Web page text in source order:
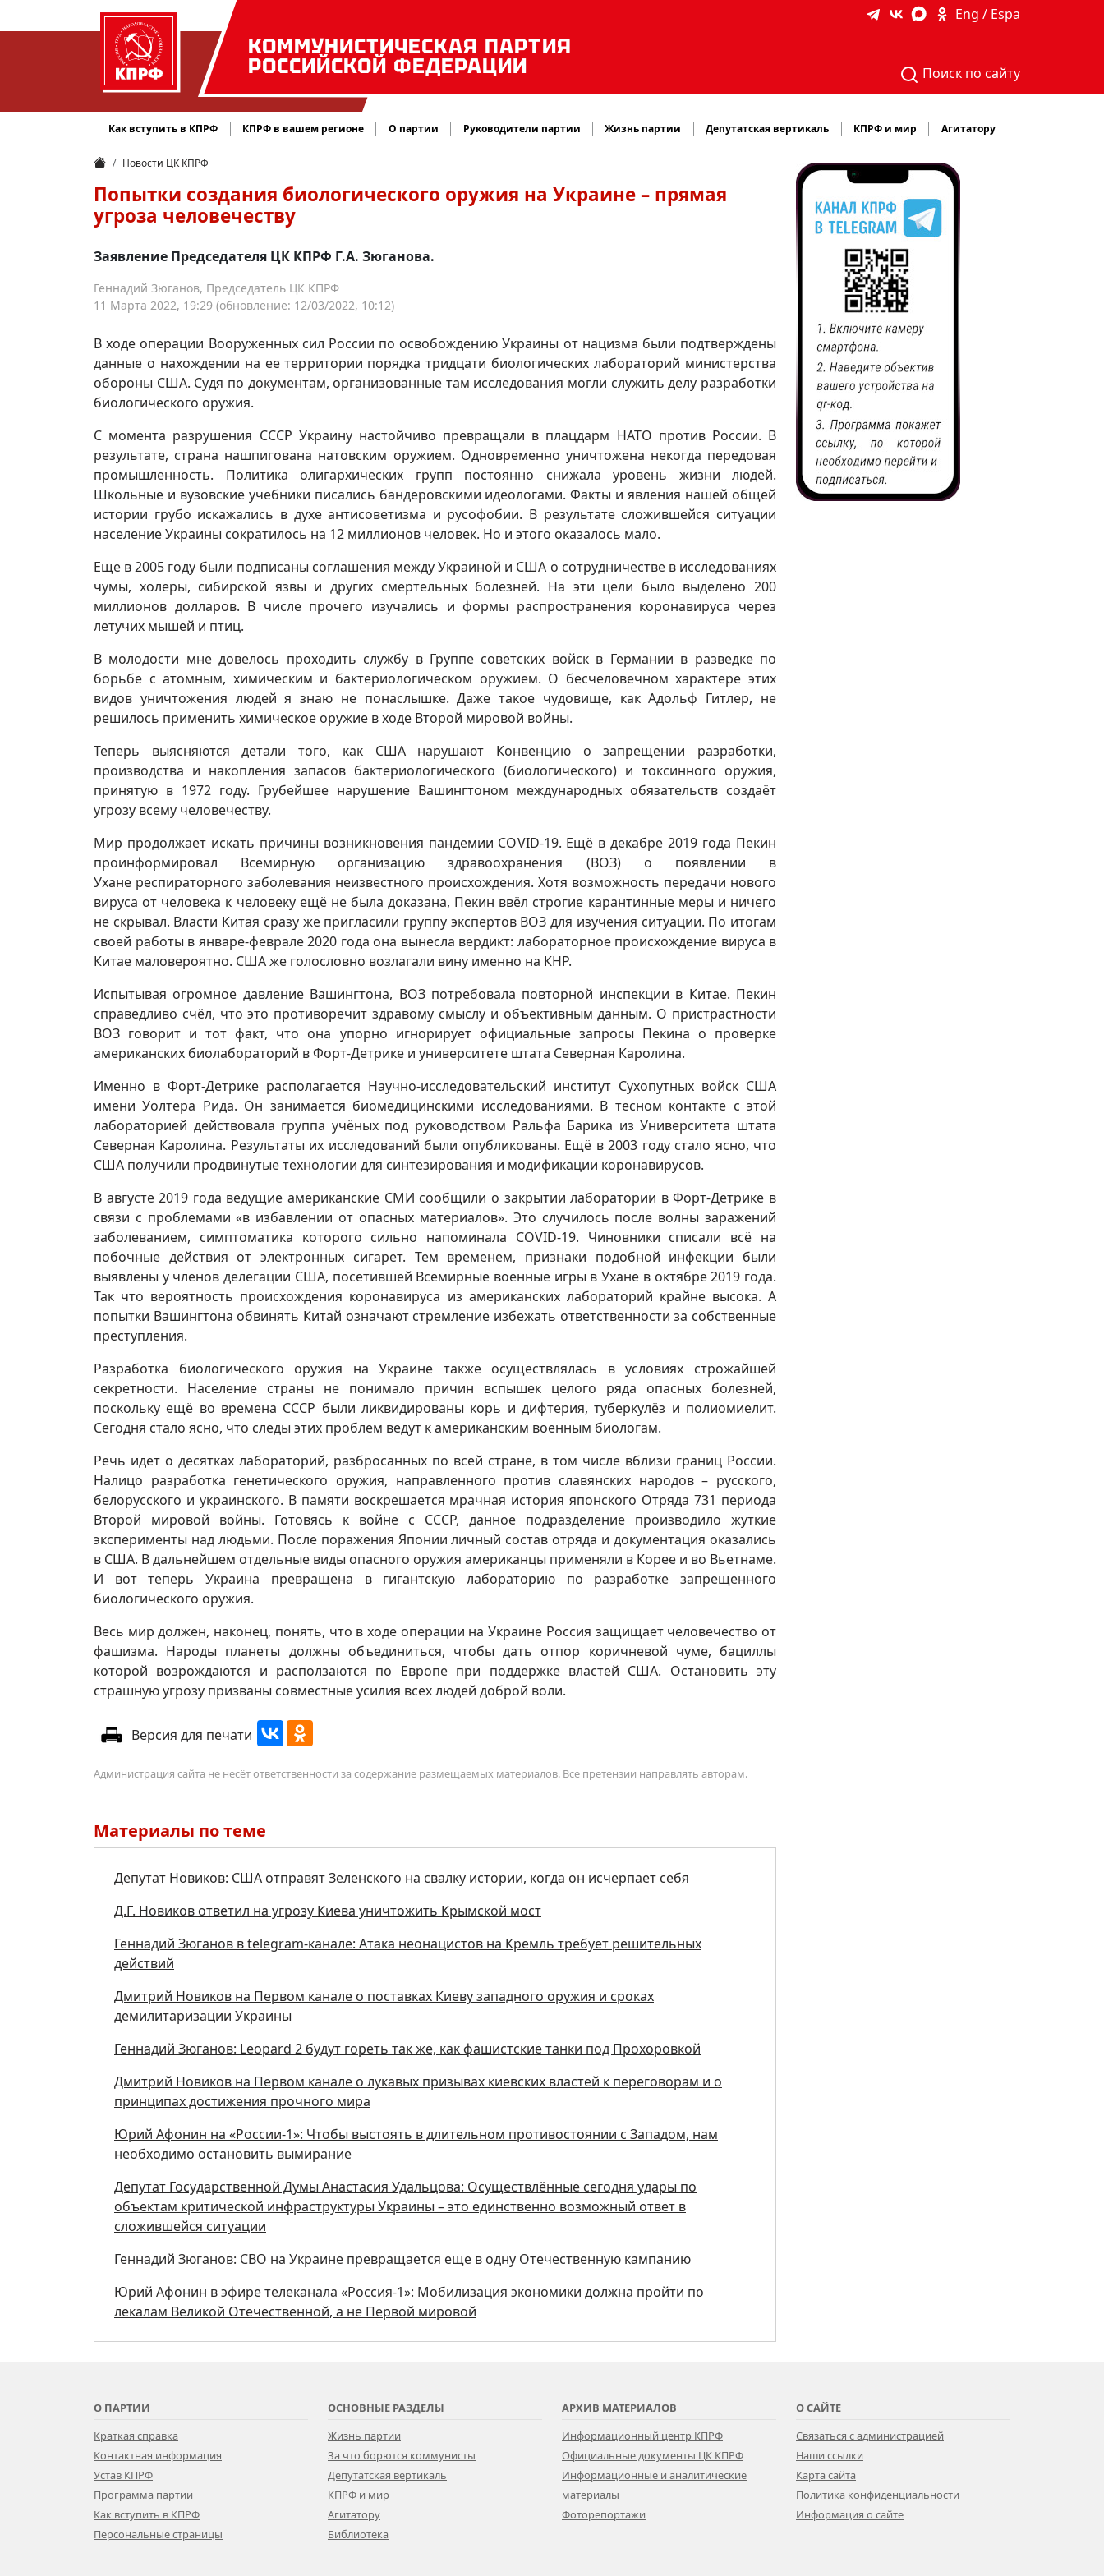
КОММУНИСТИЧЕСКАЯ ПАРТИЯ
РОССИЙСКОЙ ФЕДЕРАЦИИ
Eng / Espa
Поиск по сайту
Как вступить в КПРФ КПРФ в вашем регионе О партии Руководители партии Жизнь партии Депутатская вертикаль КПРФ и мир Агитатору
Новости ЦК КПРФ
Попытки создания биологического оружия на Украине – прямая
угроза человечеству
Заявление Председателя ЦК КПРФ Г.А. Зюганова.
Геннадий Зюганов, Председатель ЦК КПРФ
11 Марта 2022, 19:29 (обновление: 12/03/2022, 10:12)
В ходе операции Вооруженных сил России по освобождению Украины от нацизма были подтверждены
данные о нахождении на ее территории порядка тридцати биологических лабораторий министерства
обороны США. Судя по документам, организованные там исследования могли служить делу разработки
биологического оружия.
С момента разрушения СССР Украину настойчиво превращали в плацдарм НАТО против России. В
результате, страна нашпигована натовским оружием. Одновременно уничтожена некогда передовая
промышленность. Политика олигархических групп постоянно снижала уровень жизни людей.
Школьные и вузовские учебники писались бандеровскими идеологами. Факты и явления нашей общей
истории грубо искажались в духе антисоветизма и русофобии. В результате сложившейся ситуации
население Украины сократилось на 12 миллионов человек. Но и этого оказалось мало.
Еще в 2005 году были подписаны соглашения между Украиной и США о сотрудничестве в исследованиях
чумы, холеры, сибирской язвы и других смертельных болезней. На эти цели было выделено 200
миллионов долларов. В числе прочего изучались и формы распространения коронавируса через
летучих мышей и птиц.
В молодости мне довелось проходить службу в Группе советских войск в Германии в разведке по
борьбе с атомным, химическим и бактериологическом оружием. О бесчеловечном характере этих
видов уничтожения людей я знаю не понаслышке. Даже такое чудовище, как Адольф Гитлер, не
решилось применить химическое оружие в ходе Второй мировой войны.
Теперь выясняются детали того, как США нарушают Конвенцию о запрещении разработки,
производства и накопления запасов бактериологического (биологического) и токсинного оружия,
принятую в 1972 году. Грубейшее нарушение Вашингтоном международных обязательств создаёт
угрозу всему человечеству.
Мир продолжает искать причины возникновения пандемии COVID-19. Ещё в декабре 2019 года Пекин
проинформировал Всемирную организацию здравоохранения (ВОЗ) о появлении в
Ухане респираторного заболевания неизвестного происхождения. Хотя возможность передачи нового
вируса от человека к человеку ещё не была доказана, Пекин ввёл строгие карантинные меры и ничего
не скрывал. Власти Китая сразу же пригласили группу экспертов ВОЗ для изучения ситуации. По итогам
своей работы в январе-феврале 2020 года она вынесла вердикт: лабораторное происхождение вируса в
Китае маловероятно. США же голословно возлагали вину именно на КНР.
Испытывая огромное давление Вашингтона, ВОЗ потребовала повторной инспекции в Китае. Пекин
справедливо счёл, что это противоречит здравому смыслу и объективным данным. О пристрастности
ВОЗ говорит и тот факт, что она упорно игнорирует официальные запросы Пекина о проверке
американских биолабораторий в Форт-Детрике и университете штата Северная Каролина.
Именно в Форт-Детрике располагается Научно-исследовательский институт Сухопутных войск США
имени Уолтера Рида. Он занимается биомедицинскими исследованиями. В тесном контакте с этой
лабораторией действовала группа учёных под руководством Ральфа Барика из Университета штата
Северная Каролина. Результаты их исследований были опубликованы. Ещё в 2003 году стало ясно, что
США получили продвинутые технологии для синтезирования и модификации коронавирусов.
В августе 2019 года ведущие американские СМИ сообщили о закрытии лаборатории в Форт-Детрике в
связи с проблемами «в избавлении от опасных материалов». Это случилось после волны заражений
заболеванием, симптоматика которого сильно напоминала COVID-19. Чиновники списали всё на
побочные действия от электронных сигарет. Тем временем, признаки подобной инфекции были
выявлены у членов делегации США, посетившей Всемирные военные игры в Ухане в октябре 2019 года.
Так что вероятность происхождения коронавируса из американских лабораторий крайне высока. А
попытки Вашингтона обвинять Китай означают стремление избежать ответственности за собственные
преступления.
Разработка биологического оружия на Украине также осуществлялась в условиях строжайшей
секретности. Население страны не понимало причин вспышек целого ряда опасных болезней,
поскольку ещё во времена СССР были ликвидированы корь и дифтерия, туберкулёз и полиомиелит.
Сегодня стало ясно, что следы этих проблем ведут к американским военным биологам.
Речь идет о десятках лабораторий, разбросанных по всей стране, в том числе вблизи границ России.
Налицо разработка генетического оружия, направленного против славянских народов – русского,
белорусского и украинского. В памяти воскрешается мрачная история японского Отряда 731 периода
Второй мировой войны. Готовясь к войне с СССР, данное подразделение производило жуткие
эксперименты над людьми. После поражения Японии личный состав отряда и документация оказались
в США. В дальнейшем отдельные виды опасного оружия американцы применяли в Корее и во Вьетнаме.
И вот теперь Украина превращена в гигантскую лабораторию по разработке запрещенного
биологического оружия.
Весь мир должен, наконец, понять, что в ходе операции на Украине Россия защищает человечество от
фашизма. Народы планеты должны объединиться, чтобы дать отпор коричневой чуме, бациллы
которой возрождаются и расползаются по Европе при поддержке властей США. Остановить эту
страшную угрозу призваны совместные усилия всех людей доброй воли.
Версия для печати
Администрация сайта не несёт ответственности за содержание размещаемых материалов. Все претензии направлять авторам.
Материалы по теме
Депутат Новиков: США отправят Зеленского на свалку истории, когда он исчерпает себя
Д.Г. Новиков ответил на угрозу Киева уничтожить Крымской мост
Геннадий Зюганов в telegram-канале: Атака неонацистов на Кремль требует решительных
действий
Дмитрий Новиков на Первом канале о поставках Киеву западного оружия и сроках
демилитаризации Украины
Геннадий Зюганов: Leopard 2 будут гореть так же, как фашистские танки под Прохоровкой
Дмитрий Новиков на Первом канале о лукавых призывах киевских властей к переговорам и о
принципах достижения прочного мира
Юрий Афонин на «России-1»: Чтобы выстоять в длительном противостоянии с Западом, нам
необходимо остановить вымирание
Депутат Государственной Думы Анастасия Удальцова: Осуществлённые сегодня удары по
объектам критической инфраструктуры Украины – это единственно возможный ответ в
сложившейся ситуации
Геннадий Зюганов: СВО на Украине превращается еще в одну Отечественную кампанию
Юрий Афонин в эфире телеканала «Россия-1»: Мобилизация экономики должна пройти по
лекалам Великой Отечественной, а не Первой мировой
О ПАРТИИ
Краткая справка
Контактная информация
Устав КПРФ
Программа партии
Как вступить в КПРФ
Персональные страницы
ОСНОВНЫЕ РАЗДЕЛЫ
Жизнь партии
За что борются коммунисты
Депутатская вертикаль
КПРФ и мир
Агитатору
Библиотека
АРХИВ МАТЕРИАЛОВ
Информационный центр КПРФ
Официальные документы ЦК КПРФ
Информационные и аналитические
материалы
Фоторепортажи
О САЙТЕ
Связаться с администрацией
Наши ссылки
Карта сайта
Политика конфиденциальности
Информация о сайте